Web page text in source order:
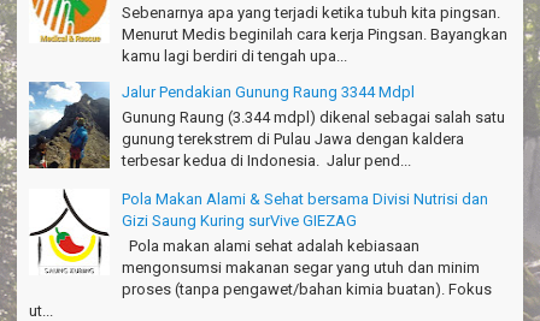
Sebenarnya apa yang terjadi ketika tubuh kita pingsan.
Menurut Medis beginilah cara kerja Pingsan. Bayangkan
kamu lagi berdiri di tengah upa...
Jalur Pendakian Gunung Raung 3344 Mdpl
Gunung Raung (3.344 mdpl) dikenal sebagai salah satu
gunung terekstrem di Pulau Jawa dengan kaldera
terbesar kedua di Indonesia. Jalur pend...
Pola Makan Alami & Sehat bersama Divisi Nutrisi dan
Gizi Saung Kuring surVive GIEZAG
Pola makan alami sehat adalah kebiasaan
mengonsumsi makanan segar yang utuh dan minim
proses (tanpa pengawet/bahan kimia buatan). Fokus
ut...